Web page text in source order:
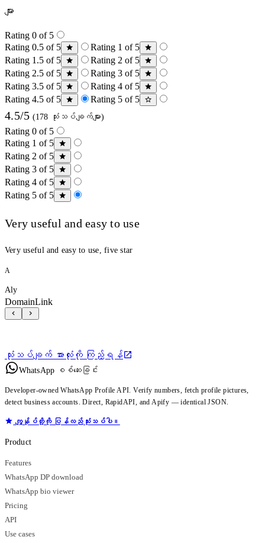
များ
Rating 0 of 5
Rating 0.5 of 5
Rating 1 of 5
Rating 1.5 of 5
Rating 2 of 5
Rating 2.5 of 5
Rating 3 of 5
Rating 3.5 of 5
Rating 4 of 5
Rating 4.5 of 5
Rating 5 of 5
4.5/5 (178 သုံးသပ်ချက်များ)
Rating 0 of 5
Rating 1 of 5
Rating 2 of 5
Rating 3 of 5
Rating 4 of 5
Rating 5 of 5
Very useful and easy to use
Very useful and easy to use, five star
A
Aly
DomainLink
သုံးသပ်ချက် အားလုံးကို ကြည့်ရန်
WhatsApp စစ်ဆေးခြင်း
Developer-owned WhatsApp Profile API. Verify numbers, fetch profile pictures,
detect business accounts. Direct, RapidAPI, and Apify — identical JSON.
ကျွန်ုပ်တို့ကို ပြန်လည်သုံးသပ်ပါ။
Product
Features
WhatsApp DP download
WhatsApp bio viewer
Pricing
API
Use cases